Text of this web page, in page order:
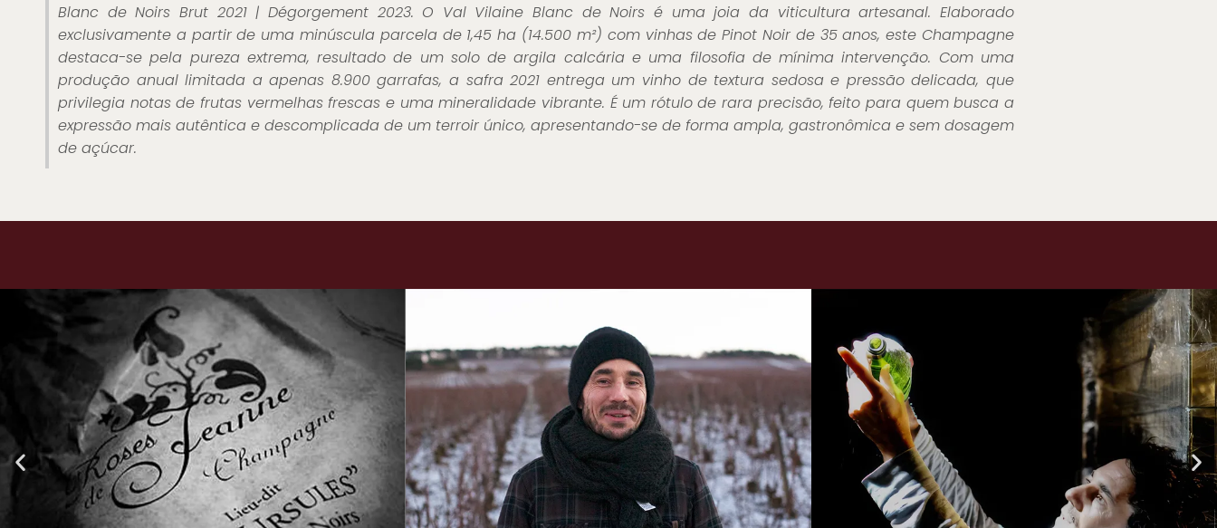
Blanc de Noirs Brut 2021 | Dégorgement 2023. O Val Vilaine Blanc de Noirs é uma joia da viticultura artesanal. Elaborado
exclusivamente a partir de uma minúscula parcela de 1,45 ha (14.500 m²) com vinhas de Pinot Noir de 35 anos, este Champagne
destaca-se pela pureza extrema, resultado de um solo de argila calcária e uma filosofia de mínima intervenção. Com uma
produção anual limitada a apenas 8.900 garrafas, a safra 2021 entrega um vinho de textura sedosa e pressão delicada, que
privilegia notas de frutas vermelhas frescas e uma mineralidade vibrante. É um rótulo de rara precisão, feito para quem busca a
expressão mais autêntica e descomplicada de um terroir único, apresentando-se de forma ampla, gastronômica e sem dosagem
de açúcar.